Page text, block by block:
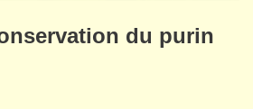
du purin